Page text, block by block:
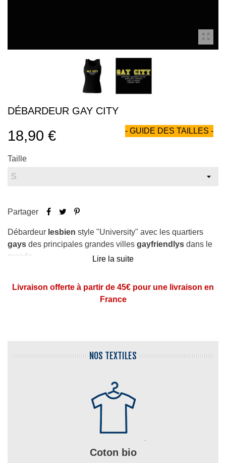
DÉBARDEUR GAY CITY
18,90 € - GUIDE DES TAILLES -
Taille
Partager
Débardeur lesbien style "University" avec les quartiers
gays des principales grandes villes gayfriendlys dans le
monde.
Lire la suite
Livraison offerte à partir de 45€ pour une livraison en
France
NOS TEXTILES
Coton bio